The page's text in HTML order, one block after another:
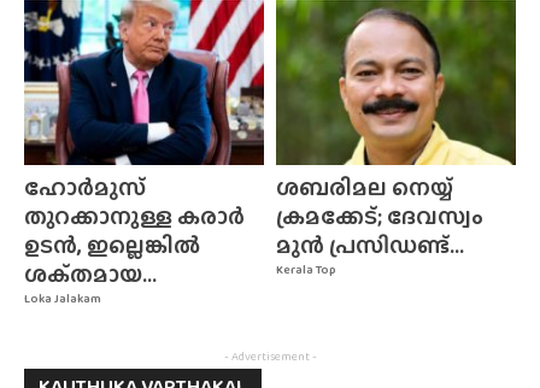
Loka Jalakam
ഹോർമുസ്
തുറക്കാനുള്ള കരാർ
ഉടൻ, ഇല്ലെങ്കിൽ
ശക്‌തമായ...
Kerala Top
ശബരിമല നെയ്യ്
ക്രമക്കേട്; ദേവസ്വം
മുൻ പ്രസിഡണ്ട്...
- Advertisement -